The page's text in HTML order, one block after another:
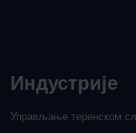
Индустрије
Управљање теренском